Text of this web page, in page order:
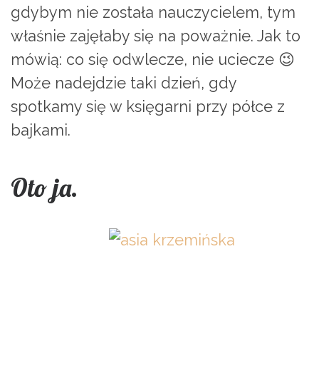
gdybym nie została nauczycielem, tym
właśnie zajęłaby się na poważnie. Jak to
mówią: co się odwlecze, nie uciecze 😉
Może nadejdzie taki dzień, gdy
spotkamy się w księgarni przy półce z
bajkami.
Oto ja.